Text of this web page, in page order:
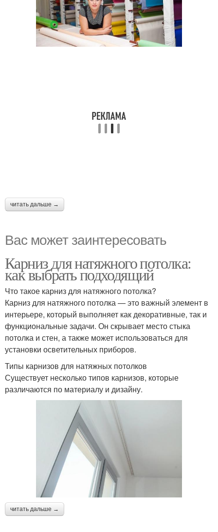
читать дальше →
Вас может заинтересовать
Карниз для натяжного потолка:
как выбрать подходящий
Что такое карниз для натяжного потолка?
Карниз для натяжного потолка — это важный элемент в
интерьере, который выполняет как декоративные, так и
функциональные задачи. Он скрывает место стыка
потолка и стен, а также может использоваться для
установки осветительных приборов.
Типы карнизов для натяжных потолков
Существует несколько типов карнизов, которые
различаются по материалу и дизайну.
читать дальше →